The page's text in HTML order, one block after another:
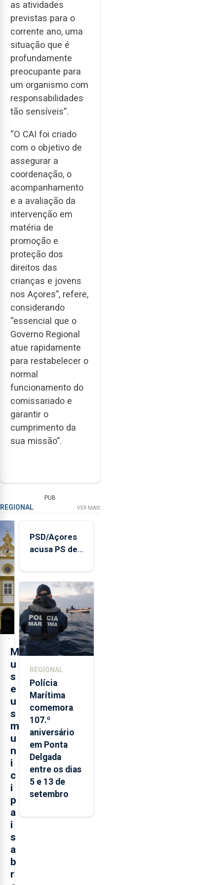
as atividades
previstas para o
corrente ano, uma
situação que é
profundamente
preocupante para
um organismo com
responsabilidades
tão sensíveis”.
“O CAI foi criado
com o objetivo de
assegurar a
coordenação, o
acompanhamento
e a avaliação da
intervenção em
matéria de
promoção e
proteção dos
direitos das
crianças e jovens
nos Açores”, refere,
considerando
“essencial que o
Governo Regional
atue rapidamente
para restabelecer o
normal
funcionamento do
comissariado e
garantir o
cumprimento da
sua missão”.
PUB
REGIONAL VER MAIS
M
u
s
e
u
s
m
u
n
i
c
i
p
a
i
s
a
b
r
PSD/Açores
acusa PS de
contraditória"
sobre
evolução
turística
REGIONAL
Polícia
Marítima
comemora
107.º
aniversário
em Ponta
Delgada
entre os dias
5 e 13 de
setembro